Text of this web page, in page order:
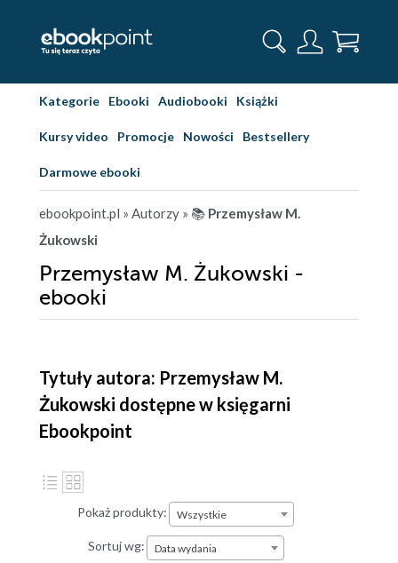
Kategorie Ebooki Audiobooki Książki
Kursy video Promocje Nowości Bestsellery
Darmowe ebooki
ebookpoint.pl » Autorzy » 📚 Przemysław M.
Żukowski
Przemysław M. Żukowski -
ebooki
Tytuły autora: Przemysław M.
Żukowski dostępne w księgarni
Ebookpoint
Pokaż produkty: Wszystkie
Sortuj wg: Data wydania